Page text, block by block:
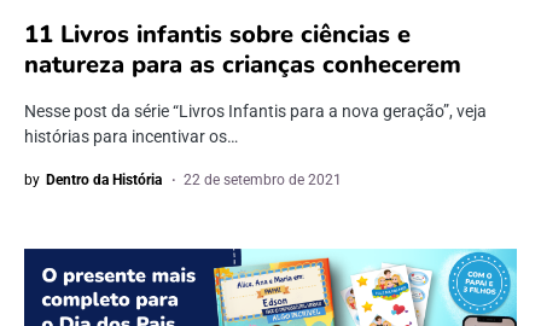
11 Livros infantis sobre ciências e
natureza para as crianças conhecerem
Nesse post da série “Livros Infantis para a nova geração”, veja
histórias para incentivar os…
by Dentro da História 22 de setembro de 2021